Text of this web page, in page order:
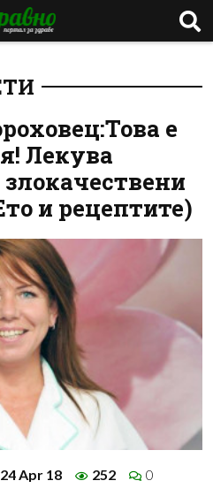
е
Лекува
и рецептите)
Apr 18 252 0